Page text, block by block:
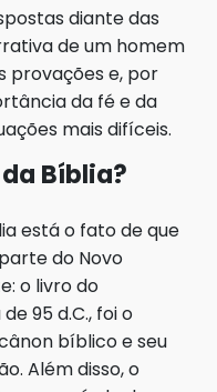
diante das
de um homem
provações e, por
da fé e da
mais difíceis.
Bíblia?
está o fato de que
do Novo
o livro do
95 d.C., foi o
bíblico e seu
Além disso, o